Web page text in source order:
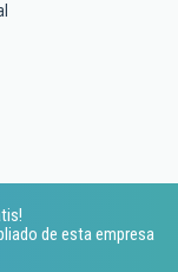
de esta empresa